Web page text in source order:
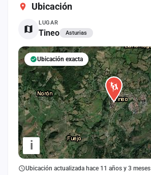
Ubicación
LUGAR
Tineo Asturias
i
Ubicación exacta
Ubicación actualizada hace 11 años y 3 meses